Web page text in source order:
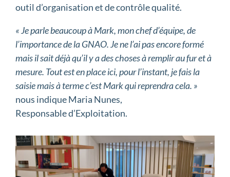
outil d’organisation et de contrôle qualité.
« Je parle beaucoup à Mark, mon chef d’équipe, de
l’importance de la GNAO. Je ne l’ai pas encore formé
mais il sait déjà qu’il y a des choses à remplir au fur et à
mesure. Tout est en place ici, pour l’instant, je fais la
saisie mais à terme c’est Mark qui reprendra cela. »
nous indique Maria Nunes,
Responsable d’Exploitation.